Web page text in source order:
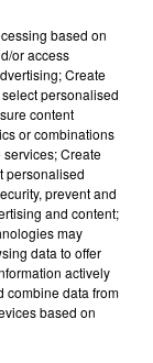
de chatelain
de « Love
based on
or access
Create
personalised
content
or combinations
Create
personalised
prevent and
and content;
may
data to offer
actively
combine data from
based on